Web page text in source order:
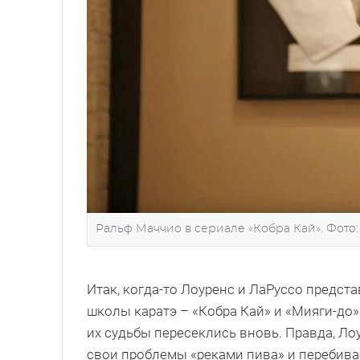
Ральф Маччио в сериале «Кобра Кай».
Итак, когда-то Лоуренс и ЛаРуссо
школы каратэ – «Кобра Кай» и «Мияги-
их судьбы пересеклись вновь. Правда,
свои проблемы «реками пива» и